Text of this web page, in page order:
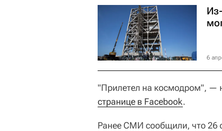
6
"Прилетел на космодром", —
странице в Facebook.
Ранее СМИ сообщили, что 26